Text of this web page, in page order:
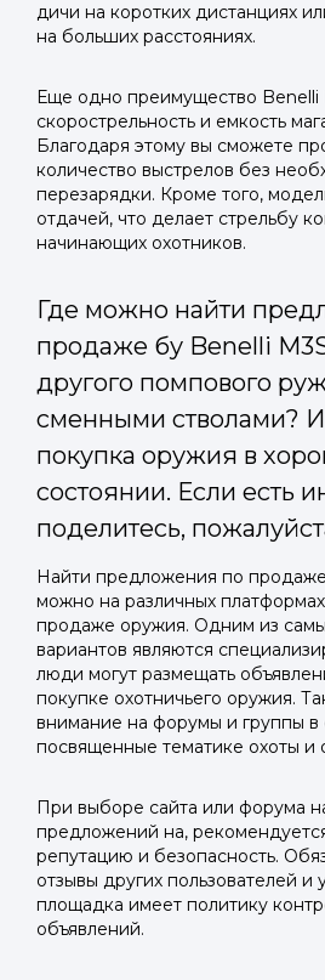
дичи на коротких дистанциях
на больших расстояниях.
Еще одно преимущество Benelli
скорострельность и емкость
Благодаря этому вы сможете
количество выстрелов без
перезарядки. Кроме того,
отдачей, что делает стрельбу
начинающих охотников.
Где можно найти
продаже бу Benelli
другого помпового
сменными стволами?
покупка оружия в
состоянии. Если есть
поделитесь,
Найти предложения по
можно на различных
продаже оружия. Одним из
вариантов являются
люди могут размещать
покупке охотничьего оружия.
внимание на форумы и группы в
посвященные тематике охоты и
При выборе сайта или форума
предложений на,
репутацию и безопасность.
отзывы других пользователей и
площадка имеет политику
объявлений.